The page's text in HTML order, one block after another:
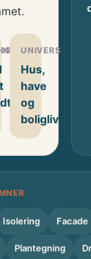
UNIVERS
Hus,
have
og
boligliv
Isolering Facade
Plantegning